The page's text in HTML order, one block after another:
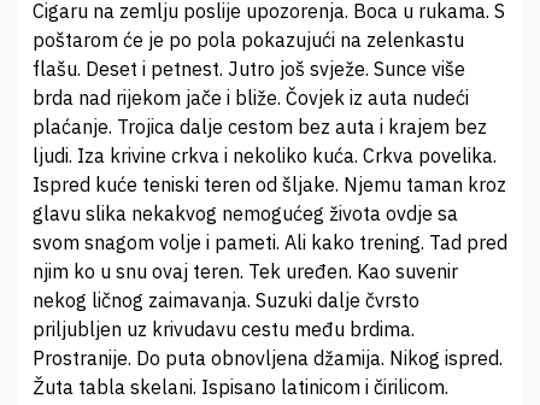
Cigaru na zemlju poslije upozorenja. Boca u rukama. S
poštarom će je po pola pokazujući na zelenkastu
flašu. Deset i petnest. Jutro još svježe. Sunce više
brda nad rijekom jače i bliže. Čovjek iz auta nudeći
plaćanje. Trojica dalje cestom bez auta i krajem bez
ljudi. Iza krivine crkva i nekoliko kuća. Crkva povelika.
Ispred kuće teniski teren od šljake. Njemu taman kroz
glavu slika nekakvog nemogućeg života ovdje sa
svom snagom volje i pameti. Ali kako trening. Tad pred
njim ko u snu ovaj teren. Tek uređen. Kao suvenir
nekog ličnog zaimavanja. Suzuki dalje čvrsto
priljubljen uz krivudavu cestu među brdima.
Prostranije. Do puta obnovljena džamija. Nikog ispred.
Žuta tabla skelani. Ispisano latinicom i čirilicom.